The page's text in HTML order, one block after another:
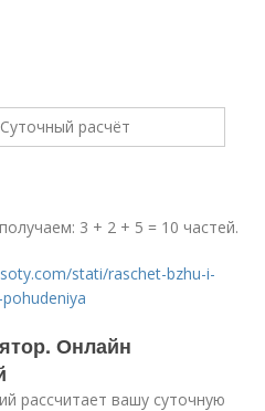
3 + 2 + 5 = 10 частей.
stati/raschet-bzhu-i-
Онлайн
рассчитает вашу суточную